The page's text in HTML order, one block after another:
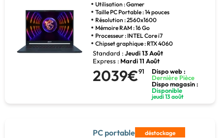
Utilisation : Gamer
Taille PC Portable : 14 pouces
Résolution : 2560x1600
Mémoire RAM : 16 Go
Processeur : INTEL Core i7
Chipset graphique : RTX 4060
Standard :Jeudi 13 Août
Express : Mardi 11 Août
2039€91
Dispo web :
Dernière Pièce
Dispo magasin :
Disponible
jeudi 13 août
PC portable déstockage